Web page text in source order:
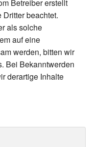
Betreiber erstellt
beachtet.
als solche
auf eine
werden, bitten wir
Bei Bekanntwerden
derartige Inhalte